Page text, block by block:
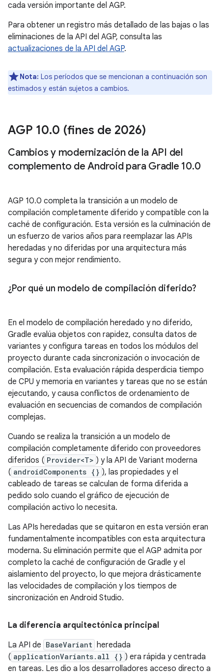
cada versión importante del AGP.
Para obtener un registro más detallado de las bajas o las
eliminaciones de la API del AGP, consulta las
actualizaciones de la API del AGP.
Nota: Los períodos que se mencionan a continuación son
estimados y están sujetos a cambios.
AGP 10.0 (fines de 2026)
Cambios y modernización de la API del
complemento de Android para Gradle 10.0
AGP 10.0 completa la transición a un modelo de
compilación completamente diferido y compatible con la
caché de configuración. Esta versión es la culminación de
un esfuerzo de varios años para reemplazar las APIs
heredadas y no diferidas por una arquitectura más
segura y con mejor rendimiento.
¿Por qué un modelo de compilación diferido?
En el modelo de compilación heredado y no diferido,
Gradle evalúa objetos con rapidez, consulta datos de
variantes y configura tareas en todos los módulos del
proyecto durante cada sincronización o invocación de
compilación. Esta evaluación rápida desperdicia tiempo
de CPU y memoria en variantes y tareas que no se están
ejecutando, y causa conflictos de ordenamiento de
evaluación en secuencias de comandos de compilación
complejas.
Cuando se realiza la transición a un modelo de
compilación completamente diferido con proveedores
diferidos ( Provider<T> ) y la API de Variant moderna
( androidComponents {} ), las propiedades y el
cableado de tareas se calculan de forma diferida a
pedido solo cuando el gráfico de ejecución de
compilación activo lo necesita.
Las APIs heredadas que se quitaron en esta versión eran
fundamentalmente incompatibles con esta arquitectura
moderna. Su eliminación permite que el AGP admita por
completo la caché de configuración de Gradle y el
aislamiento del proyecto, lo que mejora drásticamente
las velocidades de compilación y los tiempos de
sincronización en Android Studio.
La diferencia arquitectónica principal
La API de BaseVariant heredada
( applicationVariants.all {} ) era rápida y centrada
en tareas. Les dio a los desarrolladores acceso directo a